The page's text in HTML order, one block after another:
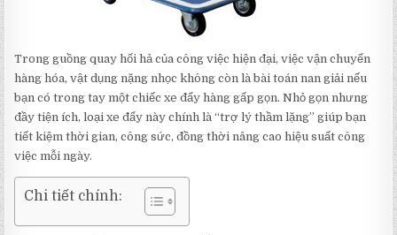
Trong guồng quay hối hả của công việc hiện đại, việc vận chuyển
hàng hóa, vật dụng nặng nhọc không còn là bài toán nan giải nếu
bạn có trong tay một chiếc xe đẩy hàng gấp gọn. Nhỏ gọn nhưng
đầy tiện ích, loại xe đẩy này chính là “trợ lý thầm lặng” giúp bạn
tiết kiệm thời gian, công sức, đồng thời nâng cao hiệu suất công
việc mỗi ngày.
Chi tiết chính: